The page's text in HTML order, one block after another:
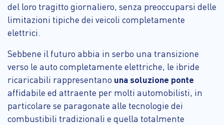
del loro tragitto giornaliero, senza preoccuparsi delle
limitazioni tipiche dei veicoli completamente
elettrici.
Sebbene il futuro abbia in serbo una transizione
verso le auto completamente elettriche, le ibride
ricaricabili rappresentano una soluzione ponte
affidabile ed attraente per molti automobilisti, in
particolare se paragonate alle tecnologie dei
combustibili tradizionali e quella totalmente